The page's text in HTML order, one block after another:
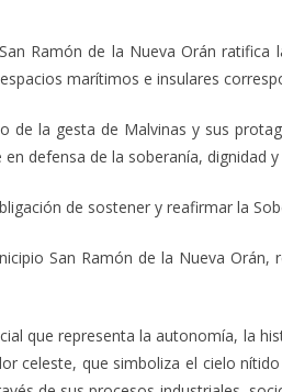
Ramón de la Nueva Orán
marítimos e insulares
de la gesta de Malvinas y sus
defensa de la soberanía, dignidad
de sostener y reafirmar la
San Ramón de la Nueva
que representa la autonomía, la
celeste, que simboliza el cielo